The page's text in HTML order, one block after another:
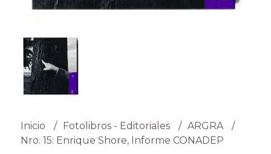
Inicio Fotolibros - Editoriales
ARGRA
Nro. 15: Enrique Shore, Informe CONADEP